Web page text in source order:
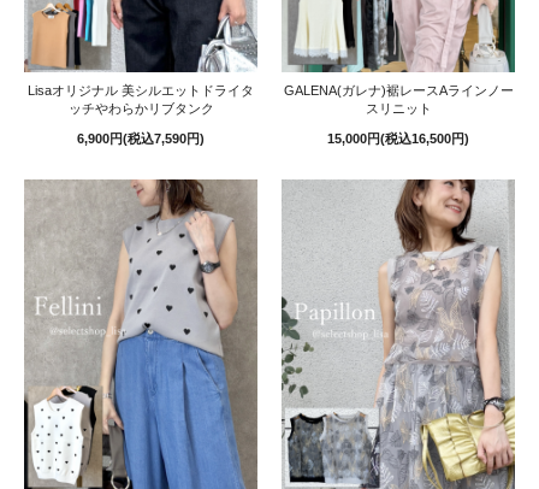
Lisaオリジナル 美シルエットドライタ
ッチやわらかリブタンク
6,900円(税込7,590円)
GALENA(ガレナ)裾レースAラインノー
スリニット
15,000円(税込16,500円)